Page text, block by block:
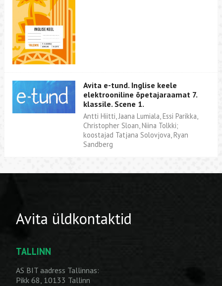
Avita e-tund. Inglise keele
elektrooniline õpetajaraamat 7.
klassile. Scene 1.
Antti Hiitti, Jaana Lumiala, Essi Parikka,
Christopher Sloan, Niina Tolkki;
koostajad Tatjana Solovjova, Ryan
Sandberg
Avita üldkontaktid
TALLINN
AS BIT aadress Tallinnas:
Pikk 68, 10133 Tallinn